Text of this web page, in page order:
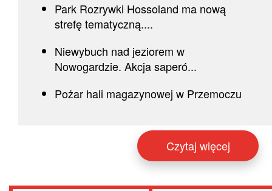
Park Rozrywki Hossoland ma nową
strefę tematyczną....
Niewybuch nad jeziorem w
Nowogardzie. Akcja saperó...
Pożar hali magazynowej w Przemoczu
Czytaj więcej